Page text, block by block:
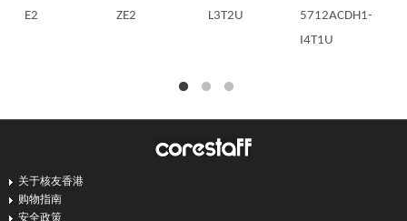
E2
ZE2
L3T2U
5712ACDH1-
I4T1U
关于核友香港
购物指南
安全政策